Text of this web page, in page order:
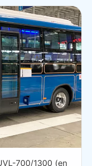
700/1300 (en